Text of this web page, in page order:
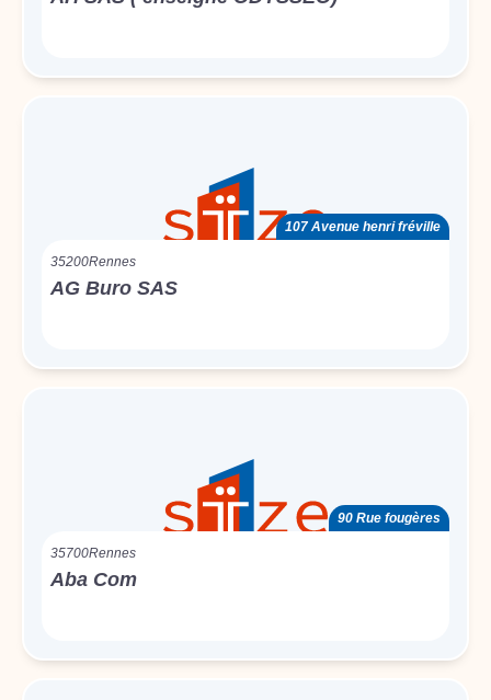
107 Avenue henri fréville
35200Rennes
AG Buro SAS
90 Rue fougères
35700Rennes
Aba Com